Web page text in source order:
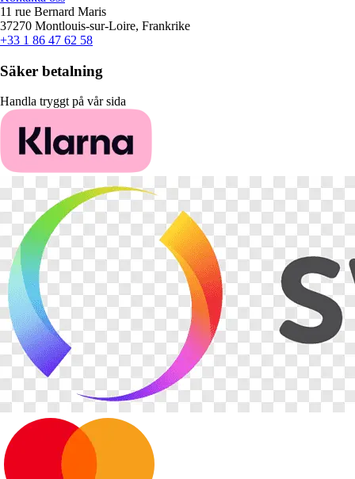
11 rue Bernard Maris
37270 Montlouis-sur-Loire, Frankrike
+33 1 86 47 62 58
Säker betalning
Handla tryggt på vår sida